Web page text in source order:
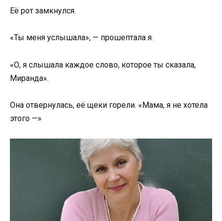
Её рот замкнулся.
«Ты меня услышала», — прошептала я.
«О, я слышала каждое слово, которое ты сказала,
Миранда».
Она отвернулась, её щеки горели. «Мама, я не хотела
этого —»